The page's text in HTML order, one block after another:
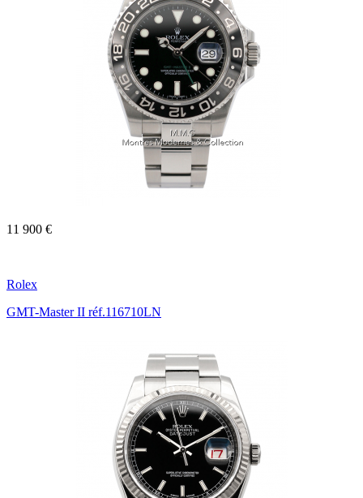
11 900 €
Rolex
GMT-Master II réf.116710LN